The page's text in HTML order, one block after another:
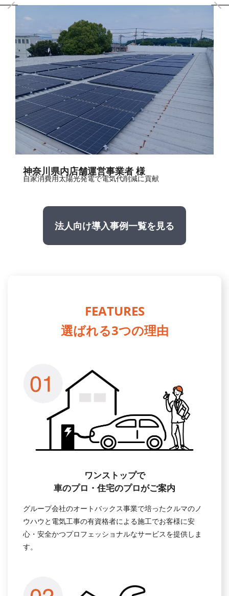
神奈川県内店舗運営事業者 様
自家消費用太陽光発電で電気代削減に貢献
法人向け導入事例一覧を見る
FEATURES
選ばれる3つの理由
ワンストップで
車のプロ・住宅のプロがご案内
グループ会社のオートバックス事業で培ったクルマのノ
ウハウと電気工事の有資格者による施工でお客様に安
心・安全かつプロフェッショナルなサービスを提供しま
す。